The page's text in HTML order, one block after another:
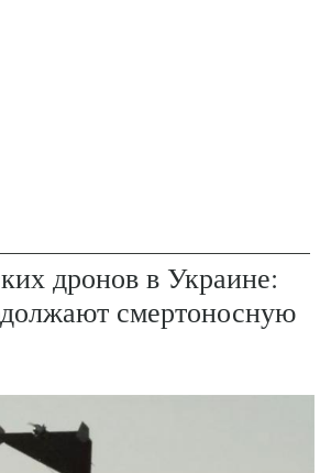
дронов в Украине:
смертоносную